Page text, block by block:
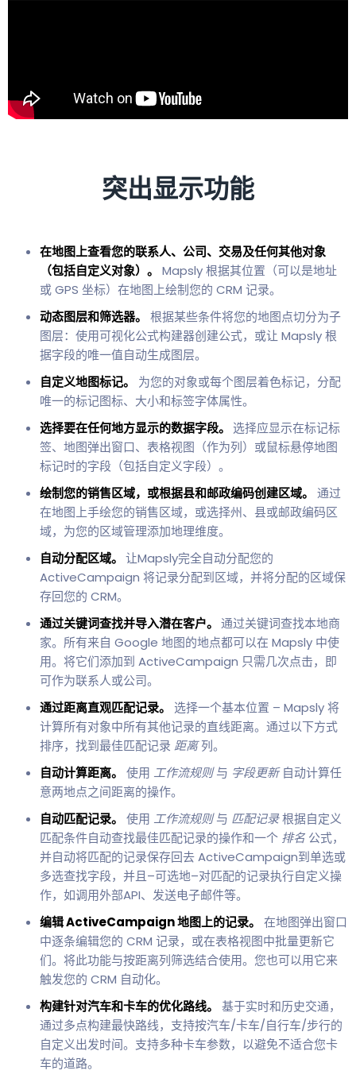
突出显示功能
在地图上查看您的联系人、公司、交易及任何其他对象
（包括自定义对象）。
Mapsly 根据其位置（可以是地址
或 GPS 坐标）在地图上绘制您的 CRM 记录。
动态图层和筛选器。
根据某些条件将您的地图点切分为子
图层：使用可视化公式构建器创建公式，或让 Mapsly 根
据字段的唯一值自动生成图层。
自定义地图标记。
为您的对象或每个图层着色标记，分配
唯一的标记图标、大小和标签字体属性。
选择要在任何地方显示的数据字段。 选择应显示在标记标
签、地图弹出窗口、表格视图（作为列）或鼠标悬停地图
标记时的字段（包括自定义字段）。
绘制您的销售区域，或根据县和邮政编码创建区域。
通过
在地图上手绘您的销售区域，或选择州、县或邮政编码区
域，为您的区域管理添加地理维度。
自动分配区域。 让Mapsly完全自动分配您的
ActiveCampaign 将记录分配到区域，并将分配的区域保
存回您的 CRM。
通过关键词查找并导入潜在客户。 通过关键词查找本地商
家。所有来自 Google 地图的地点都可以在 Mapsly 中使
用。将它们添加到 ActiveCampaign 只需几次点击，即
可作为联系人或公司。
通过距离直观匹配记录。
选择一个基本位置 – Mapsly 将
计算所有对象中所有其他记录的直线距离。通过以下方式
排序，找到最佳匹配记录 距离列。
自动计算距离。
使用 工作流规则与 字段更新自动计算任
意两地点之间距离的操作。
自动匹配记录。
使用 工作流规则与 匹配记录根据自定义
匹配条件自动查找最佳匹配记录的操作和一个 排名 公式，
并自动将匹配的记录保存回去 ActiveCampaign到单选或
多选查找字段，并且–可选地–对匹配的记录执行自定义操
作，如调用外部API、发送电子邮件等。
编辑 ActiveCampaign 地图上的记录。
在地图弹出窗口
中逐条编辑您的 CRM 记录，或在表格视图中批量更新它
们。将此功能与按距离列筛选结合使用。您也可以用它来
触发您的 CRM 自动化。
构建针对汽车和卡车的优化路线。
基于实时和历史交通，
通过多点构建最快路线，支持按汽车/卡车/自行车/步行的
自定义出发时间。支持多种卡车参数，以避免不适合您卡
车的道路。